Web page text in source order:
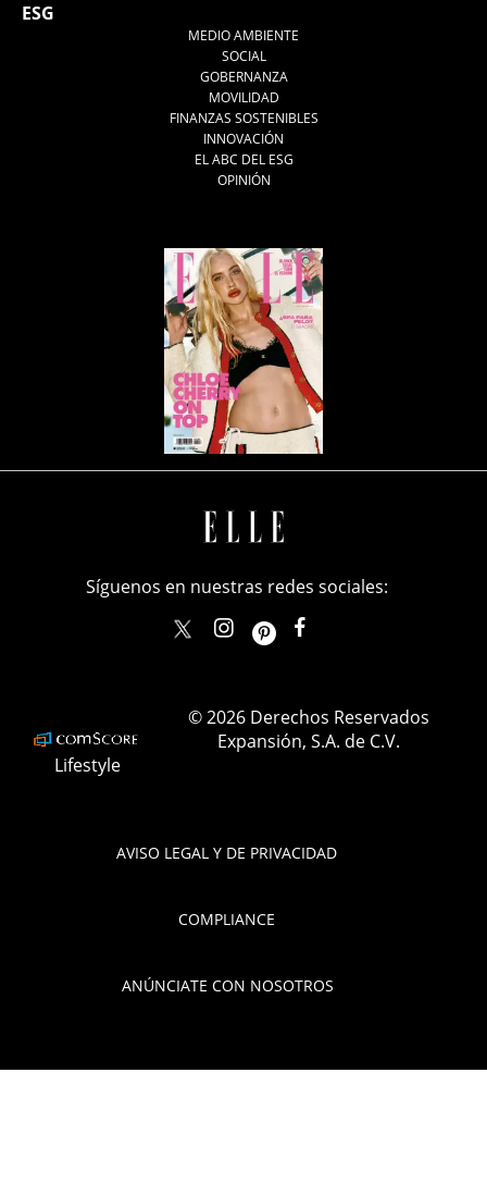
ESG
MEDIO AMBIENTE
SOCIAL
GOBERNANZA
MOVILIDAD
FINANZAS SOSTENIBLES
INNOVACIÓN
EL ABC DEL ESG
OPINIÓN
AVISO LEGAL Y DE PRIVACIDAD
COMPLIANCE
ANÚNCIATE CON NOSOTROS
Síguenos en nuestras redes sociales:
elle_mexicoellemexico
Lifestyle
© 2026 Derechos Reservados
Expansión, S.A. de C.V.